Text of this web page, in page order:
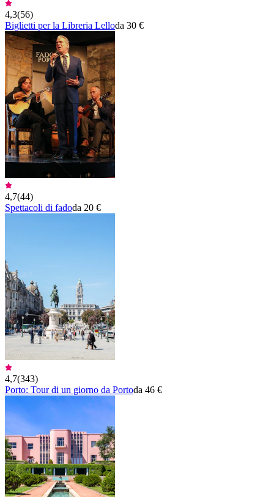
4,3(56)
Biglietti per la Libreria Lelloda 30 €
4,7(44)
Spettacoli di fadoda 20 €
4,7(343)
Porto: Tour di un giorno da Portoda 46 €